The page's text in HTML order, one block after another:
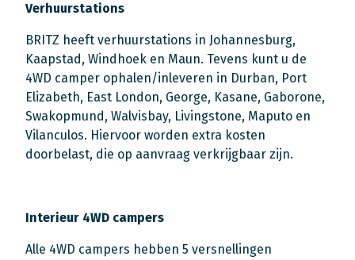
Verhuurstations
BRITZ heeft verhuurstations in Johannesburg,
Kaapstad, Windhoek en Maun. Tevens kunt u de
4WD camper ophalen/inleveren in Durban, Port
Elizabeth, East London, George, Kasane, Gaborone,
Swakopmund, Walvisbay, Livingstone, Maputo en
Vilanculos. Hiervoor worden extra kosten
doorbelast, die op aanvraag verkrijgbaar zijn.
Interieur 4WD campers
Alle 4WD campers hebben 5 versnellingen